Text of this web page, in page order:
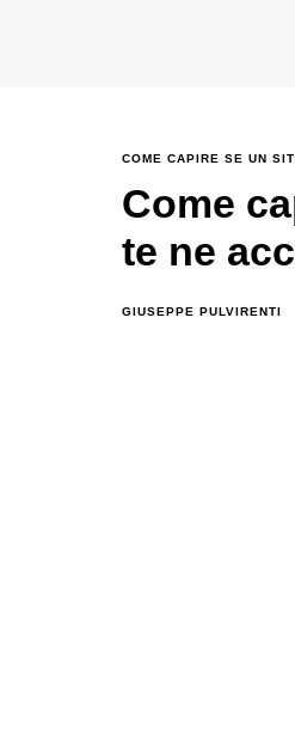
COME CAPIRE SE UN
Come
te ne
GIUSEPPE PULVIRENTI